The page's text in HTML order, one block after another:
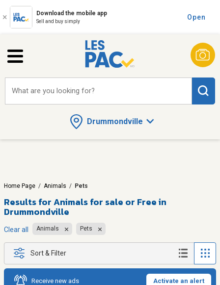
Download the mobile app
Sell and buy simply
Open
Drummondville
What are you looking for?
Home Page / Animals / Pets
Results forAnimals for sale or Free in
Drummondville
Clear all Animals Pets
Sort & Filter
Receive new ads Activate an alert